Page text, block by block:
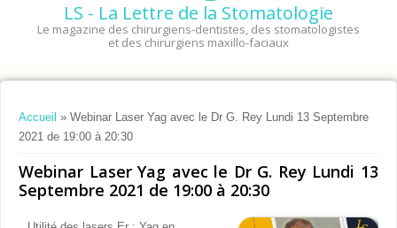
LS - La Lettre de la Stomatologie
Le magazine des chirurgiens-dentistes, des stomatologistes
et des chirurgiens maxillo-faciaux
Vous êtes ici
Accueil » Webinar Laser Yag avec le Dr G. Rey Lundi 13 Septembre
2021 de 19:00 à 20:30
Webinar Laser Yag avec le Dr G. Rey Lundi 13
Septembre 2021 de 19:00 à 20:30